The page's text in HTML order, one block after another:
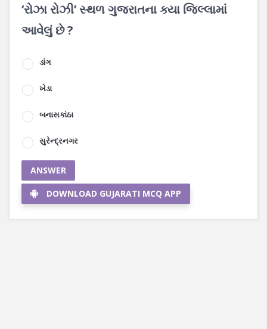
‘રોઝા રોઝી’ સ્થળ ગુજરાતના ક્યા જિલ્લામાં
આવેલું છે ?
ડાંગ
ખેડા
બનાસકાંઠા
સુરેન્દ્રનગર
ANSWER
DOWNLOAD GUJARATI MCQ APP